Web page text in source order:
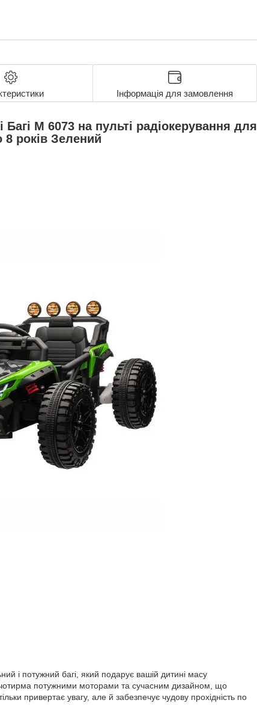
Інформація для замовлення
M 6073 на пульті радіокерування для
8 років Зелений
і потужний багі, який подарує вашій дитині масу
чотирма потужними моторами та сучасним дизайном, що
привертає увагу, але й забезпечує чудову прохідність по